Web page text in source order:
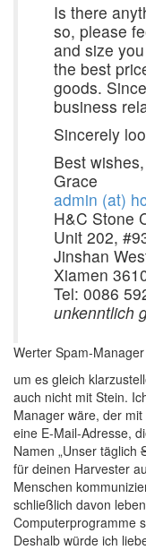
Is there
so, please
and size
the best
goods.
business
Sincerely
Best wishes,
Grace
admin (at)
H&C Stone
Unit 202,
Jinshan
Xiamen
Tel: 0086
unkenntlich
Werter Spam-
um es gleich
auch nicht mit Stein.
Manager wäre, der
eine E-Mail-Adresse,
Namen „Unser täglich
für deinen Harvester
Menschen
schließlich davon
Computerprogramme
Deshalb würde ich